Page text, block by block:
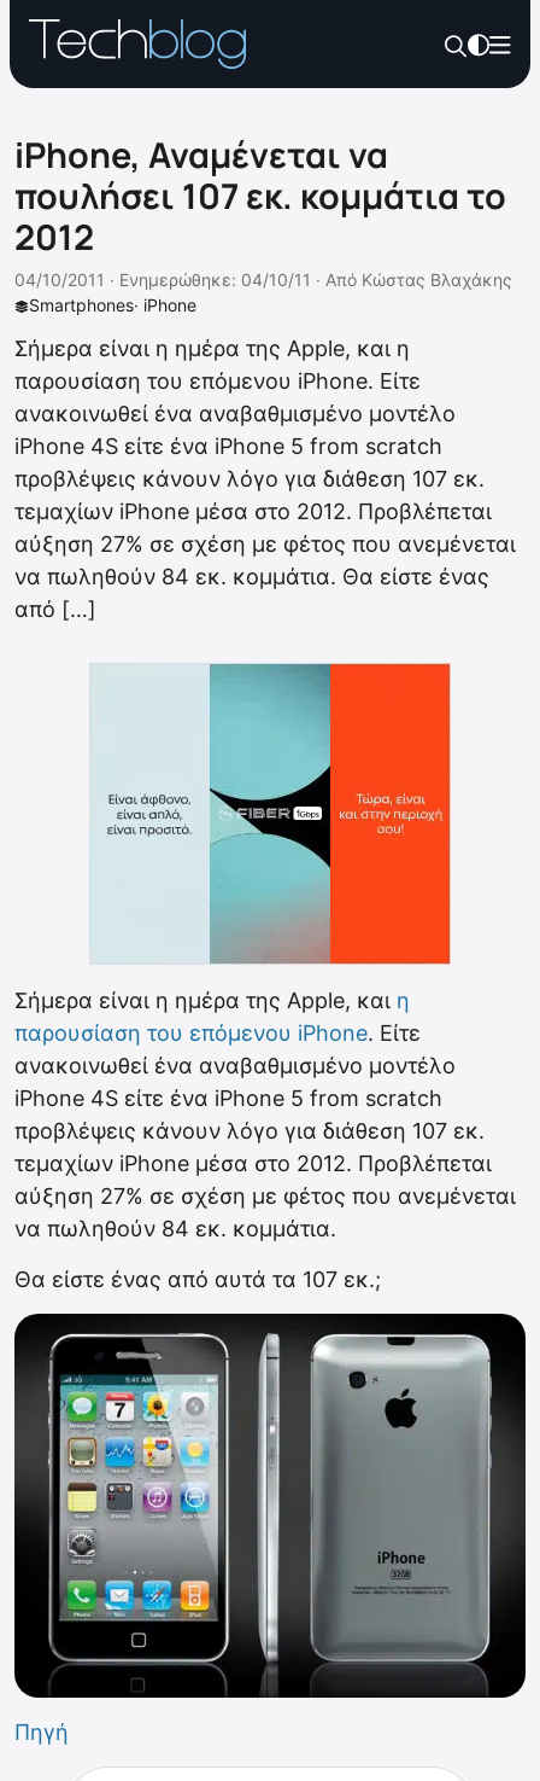
iPhone, Αναμένεται να
πουλήσει 107 εκ. κομμάτια το
2012
Smartphones· iPhone
04/10/2011 · Ενημερώθηκε: 04/10/11 · Από Κώστας Βλαχάκης
Σήμερα είναι η ημέρα της Apple, και η
παρουσίαση του επόμενου iPhone. Είτε
ανακοινωθεί ένα αναβαθμισμένο μοντέλο
iPhone 4S είτε ένα iPhone 5 from scratch
προβλέψεις κάνουν λόγο για διάθεση 107 εκ.
τεμαχίων iPhone μέσα στο 2012. Προβλέπεται
αύξηση 27% σε σχέση με φέτος που ανεμένεται
να πωληθούν 84 εκ. κομμάτια. Θα είστε ένας
από […]
Σήμερα είναι η ημέρα της Apple, και η
παρουσίαση του επόμενου iPhone. Είτε
ανακοινωθεί ένα αναβαθμισμένο μοντέλο
iPhone 4S είτε ένα iPhone 5 from scratch
προβλέψεις κάνουν λόγο για διάθεση 107 εκ.
τεμαχίων iPhone μέσα στο 2012. Προβλέπεται
αύξηση 27% σε σχέση με φέτος που ανεμένεται
να πωληθούν 84 εκ. κομμάτια.
Θα είστε ένας από αυτά τα 107 εκ.;
Πηγή